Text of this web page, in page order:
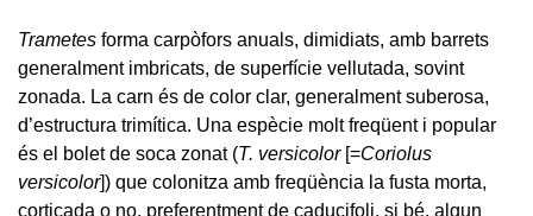
Trametes forma carpòfors anuals, dimidiats, amb barrets
generalment imbricats, de superfície vellutada, sovint
zonada. La carn és de color clar, generalment suberosa,
d’estructura trimítica. Una espècie molt freqüent i popular
és el bolet de soca zonat (T. versicolor[=Coriolus
versicolor]) que colonitza amb freqüència la fusta morta,
corticada o no, preferentment de caducifoli, si bé, algun